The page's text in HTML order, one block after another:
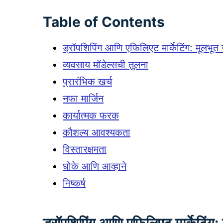
Table of Contents
ड्रॉपशिपिंग आणि एफिलिएट मार्केटिंग: मूलभूत
व्यवसाय मॉडेल्सची तुलना
प्रारंभिक खर्च
नफा मार्जिन
कार्यात्मक फरक
कौशल्य आवश्यकता
विस्तारक्षमता
धोके आणि आव्हाने
निष्कर्ष